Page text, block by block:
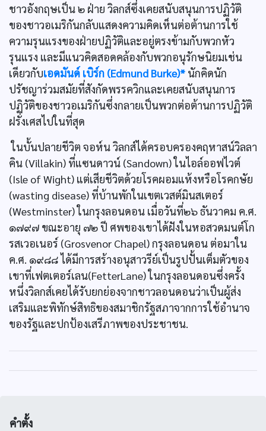
ชาวอังกฤษเป็น ๒ ฝ่าย วิลกส์ซึ่งเคยสนับสนุนการปฏิวัติ
ของชาวอเมริกันกลับแสดงความคิดเห็นต่อต้านการใช้
ความรุนแรงของฝ่ายปฏิวัติและอยู่ตรงข้ามกับพวกหัว
รุนแรง และมีแนวคิดสอดคล้องกับพวกอนุรักษนิยมเช่น
เดียวกับเอดมันด์ เบิร์ก (Edmund Burke)* นักคิดนัก
ปรัชญาร่วมสมัยที่สังกัดพรรควิกและเคยสนับสนุนการ
ปฏิวัติของชาวอเมริกันซึ่งกลายเป็นพวกต่อต้านการปฏิวัติ
ฝรั่งเศสไปในที่สุด
ในบั้นปลายชีวิต จอห์น วิลกส์ได้ครอบครองคฤหาสน์วิลลา
คิน (Villakin) ที่แซนดาวน์ (Sandown) ในไอล์ออฟไวต์
(Isle of Wight) แต่เสียชีวิตด้วยโรคผอมแห้งหรือโรคกษัย
(wasting disease) ที่บ้านพักในเขตเวสต์มินสเตอร์
(Westminster) ในกรุงลอนดอน เมื่อวันที่๒๖ ธันวาคม ค.ศ.
๑๗๙๗ ขณะอายุ ๗๒ ปี ศพของเขาได้ฝังในหอสวดมนต์โก
รสเวอเนอร์ (Grosvenor Chapel) กรุงลอนดอน ต่อมาใน
ค.ศ. ๑๙๘๘ ได้มีการสร้างอนุสาวรีย์เป็นรูปปั้นเต็มตัวของ
เขาที่เฟตเตอร์เลน(FetterLane) ในกรุงลอนดอนซึ่งครั้ง
หนึ่งวิลกส์เคยได้รับยกย่องจากชาวลอนดอนว่าเป็นผู้ส่ง
เสริมและพิทักษ์สิทธิของสมาชิกรัฐสภาจากการใช้อำนาจ
ของรัฐและปกป้องเสรีภาพของประชาชน.
คำตั้ง